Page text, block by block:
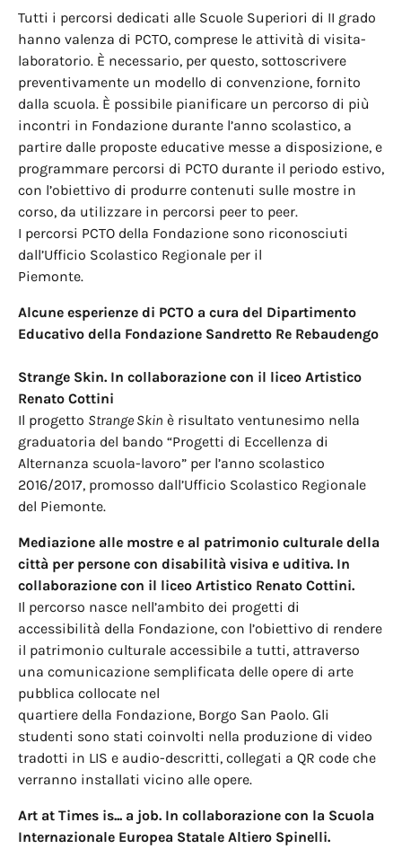
Tutti i percorsi dedicati alle Scuole Superiori di II grado
hanno valenza di PCTO, comprese le attività di visita-
laboratorio. È necessario, per questo, sottoscrivere
preventivamente un modello di convenzione, fornito
dalla scuola. È possibile pianificare un percorso di più
incontri in Fondazione durante l’anno scolastico, a
partire dalle proposte educative messe a disposizione, e
programmare percorsi di PCTO durante il periodo estivo,
con l’obiettivo di produrre contenuti sulle mostre in
corso, da utilizzare in percorsi peer to peer.
I percorsi PCTO della Fondazione sono riconosciuti
dall’Ufficio Scolastico Regionale per il
Piemonte.
Alcune esperienze di PCTO a cura del Dipartimento
Educativo della Fondazione Sandretto Re Rebaudengo
Strange Skin. In collaborazione con il liceo Artistico
Renato Cottini
Il progetto Strange Skin è risultato ventunesimo nella
graduatoria del bando “Progetti di Eccellenza di
Alternanza scuola-lavoro” per l’anno scolastico
2016/2017, promosso dall’Ufficio Scolastico Regionale
del Piemonte.
Mediazione alle mostre e al patrimonio culturale della
città per persone con disabilità visiva e uditiva. In
collaborazione con il liceo Artistico Renato Cottini.
Il percorso nasce nell’ambito dei progetti di
accessibilità della Fondazione, con l’obiettivo di rendere
il patrimonio culturale accessibile a tutti, attraverso
una comunicazione semplificata delle opere di arte
pubblica collocate nel
quartiere della Fondazione, Borgo San Paolo. Gli
studenti sono stati coinvolti nella produzione di video
tradotti in LIS e audio-descritti, collegati a QR code che
verranno installati vicino alle opere.
Art at Times is... a job. In collaborazione con la Scuola
Internazionale Europea Statale Altiero Spinelli.